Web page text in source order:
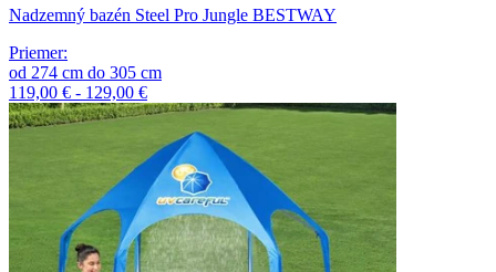
Nadzemný bazén Steel Pro Jungle BESTWAY
Priemer:
od 274 cm do 305 cm
119,00 € - 129,00 €